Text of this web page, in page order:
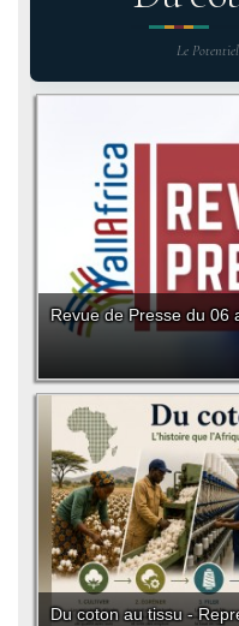
Le
Revue de Presse du 06
Du coton au tissu -